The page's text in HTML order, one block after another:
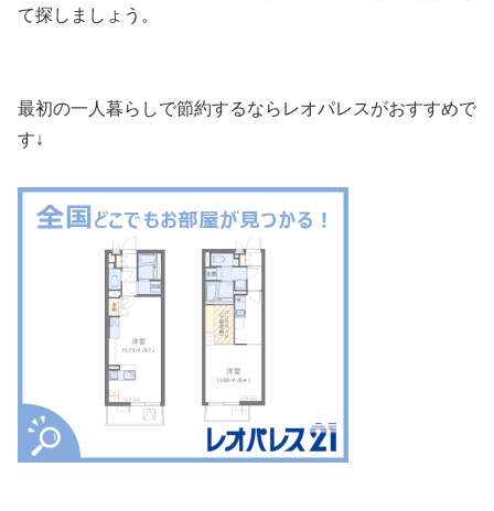
て探しましょう。
最初の一人暮らしで節約するならレオパレスがおすすめで
す↓